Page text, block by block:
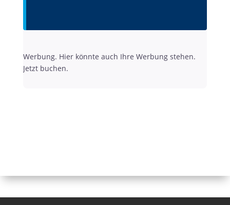
Werbung. Hier könnte auch Ihre Werbung stehen.
Jetzt buchen.